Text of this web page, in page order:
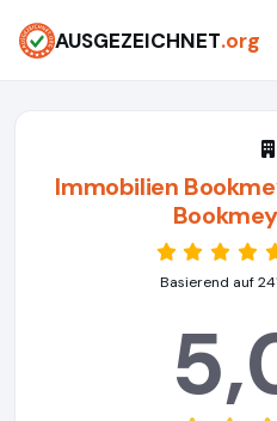
AUSGEZEICHNET.org
Immobilien
Basierend auf